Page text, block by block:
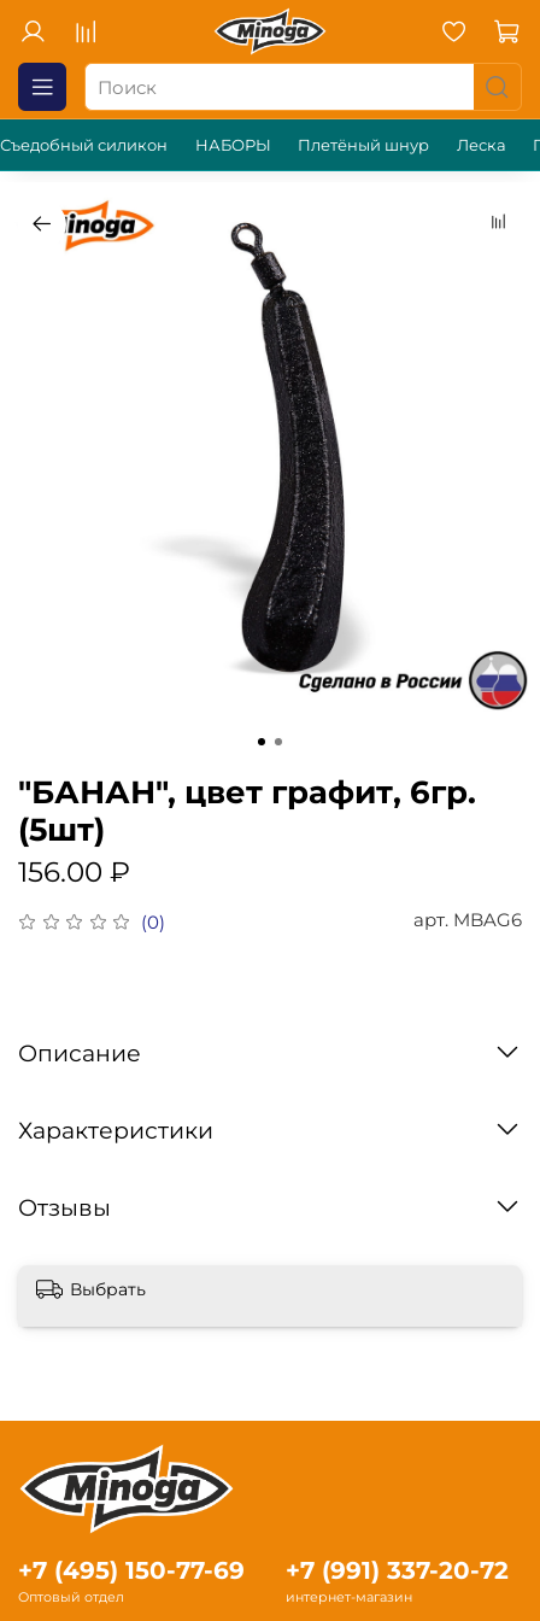
Съедобный силикон НАБОРЫ Плетёный шнур Леска
(0) арт. MBAG6
"БАНАН", цвет графит, 6гр.
(5шт)
156.00 ₽
Описание
Характеристики
Отзывы
Выбрать
+7 (495) 150-77-69
Оптовый отдел
+7 (991) 337-20-72
интернет-магазин